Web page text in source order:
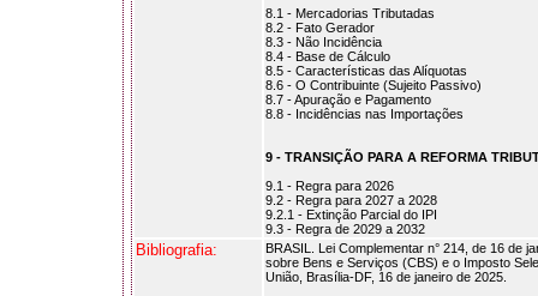
8.1 - Mercadorias Tributadas
8.2 - Fato Gerador
8.3 - Não Incidência
8.4 - Base de Cálculo
8.5 - Características das Alíquotas
8.6 - O Contribuinte (Sujeito Passivo)
8.7 - Apuração e Pagamento
8.8 - Incidências nas Importações
9 - TRANSIÇÃO PARA A REFORMA
9.1 - Regra para 2026
9.2 - Regra para 2027 a 2028
9.2.1 - Extinção Parcial do IPI
9.3 - Regra de 2029 a 2032
Bibliografia:
BRASIL. Lei Complementar n° 214, de 16 de
sobre Bens e Serviços (CBS) e o Imposto
União, Brasília-DF, 16 de janeiro de 2025.